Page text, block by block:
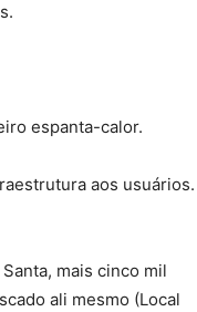
espanta-calor.
aos usuários.
mais cinco mil
ali mesmo (Local